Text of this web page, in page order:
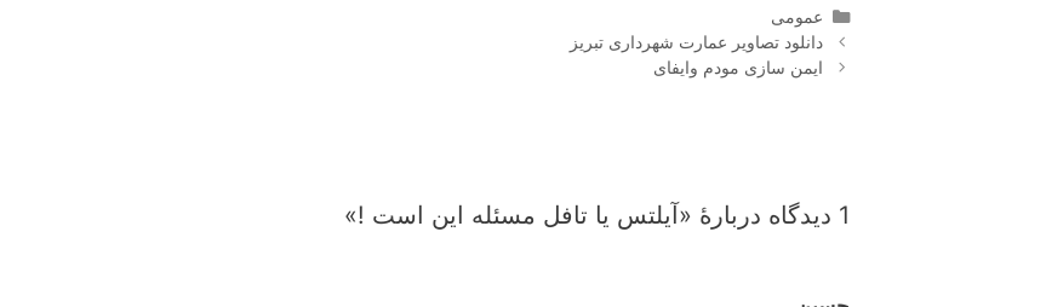
دسته‌ها
عمومی
ناوبری
نوشته‌ها
دانلود تصاویر عمارت شهرداری تبریز
ایمن سازی مودم وایفای
1 دیدگاه دربارهٔ «آیلتس یا تافل مسئله این است !»